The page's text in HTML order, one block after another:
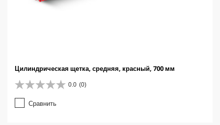
Цилиндрическая щетка, средняя, красный, 700 мм
0.0 (0)
0
.
0
Сравнить